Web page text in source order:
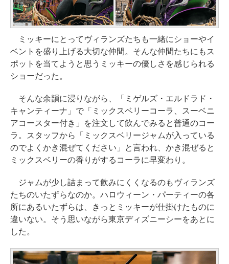
ミッキーにとってヴィランズたちも一緒にショーやイ
ベントを盛り上げる大切な仲間。そんな仲間たちにもス
ポットを当てようと思うミッキーの優しさを感じられる
ショーだった。
そんな余韻に浸りながら、「ミゲルズ・エルドラド・
キャンティーナ」で「ミックスベリーコーラ、スーベニ
アコースター付き」を注文して飲んでみると普通のコー
ラ。スタッフから「ミックスベリージャムが入っている
のでよくかき混ぜてください」と言われ、かき混ぜると
ミックスベリーの香りがするコーラに早変わり。
ジャムが少し詰まって飲みにくくなるのもヴィランズ
たちのいたずらなのか。ハロウィーン・パーティーの各
所にあるいたずらは、きっとミッキーが仕掛けたものに
違いない。そう思いながら東京ディズニーシーをあとに
した。